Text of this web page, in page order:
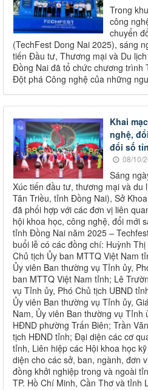
Trong
công
chuyển
(TechFest Dong Nai 2025), sáng
tiến Đầu tư, Thương mại và Du
Đồng Nai đã tổ chức chương trình
Đột phá Công nghệ của những
Khai
nghệ,
đổi số
08/10/
Sáng
Xúc tiến đầu tư, thương mại và
Tân Triều, tỉnh Đồng Nai), Sở
đã phối hợp với các đơn vị liên
hội khoa học, công nghệ, đổi mới
tỉnh Đồng Nai năm 2025 –
buổi lễ có các đồng chí: Huỳnh
Chủ tịch Ủy ban MTTQ Việt Nam
Ủy viên Ban thường vụ Tỉnh ủy,
ban MTTQ Việt Nam tỉnh; Lê
vụ Tỉnh ủy, Phó Chủ tịch UBND
Ủy viên Ban thường vụ Tỉnh ủy,
Nam, Ủy viên Ban thường vụ Tỉnh
HĐND phường Trấn Biên; Trần
tịch HĐND tỉnh; Đại diện các cơ
tỉnh, Liên hiệp các Hội khoa học
diện cho các sở, ban, ngành, đơn
đồng khởi nghiệp trong và ngoài
TP. Hồ Chí Minh, Cần Thơ và tỉnh